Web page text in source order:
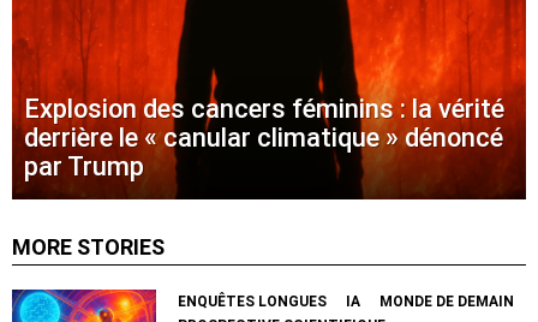
Explosion des cancers féminins : la vérité
derrière le « canular climatique » dénoncé
par Trump
MORE STORIES
ENQUÊTES LONGUES IA
MONDE DE DEMAIN